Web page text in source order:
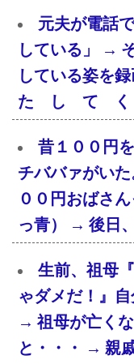
元夫が電話
している」 →
している姿
た し て く
昔１００円
チババァがい
００円おばさ
っ青） → 後日
生前、祖母
ゃダメだ！』
→ 祖母が亡く
と・・・ → 親